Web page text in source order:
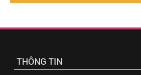
THÔNG TIN